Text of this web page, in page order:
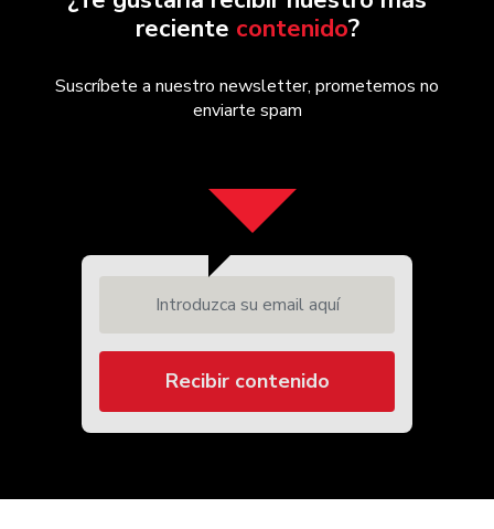
reciente contenido?
Suscríbete a nuestro newsletter, prometemos no
enviarte spam
Recibir contenido